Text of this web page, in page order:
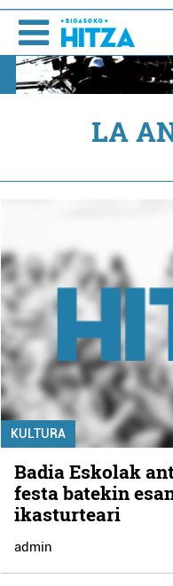
LA
KULTURA
Badia Eskolak
festa batekin
ikasturteari
admin